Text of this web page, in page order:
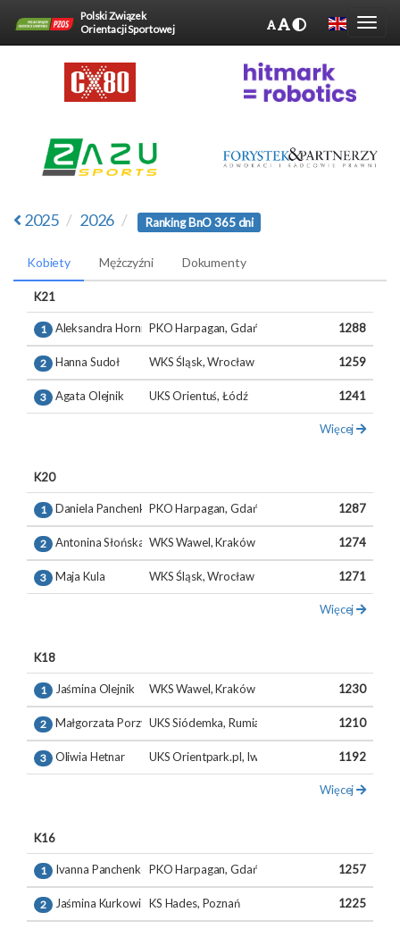
Polski Związek
Orientacji Sportowej
2025 2026 Ranking BnO 365 dni
Kobiety Mężczyźni Dokumenty
K21
1 Aleksandra HornikPKO Harpagan, Gdańsk 1288
2 Hanna Sudoł WKS Śląsk, Wrocław 1259
3 Agata Olejnik UKS Orientuś, Łódź 1241
Więcej
K20
1 Daniela PanchenkoPKO Harpagan, Gdańsk 1287
2 Antonina Słońska WKS Wawel, Kraków 1274
3 Maja Kula WKS Śląsk, Wrocław 1271
Więcej
K18
1 Jaśmina Olejnik WKS Wawel, Kraków 1230
2 Małgorzata PorzyczUKS Siódemka, Rumia 1210
3 Oliwia Hetnar UKS Orientpark.pl, Iwiny 1192
Więcej
K16
1 Ivanna Panchenko PKO Harpagan, Gdańsk 1257
2 Jaśmina KurkowiakKS Hades, Poznań 1225